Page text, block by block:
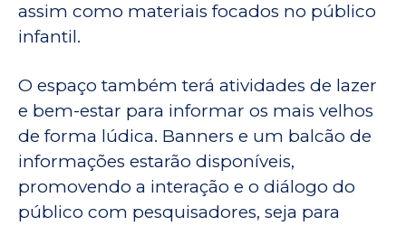
assim como materiais focados no público
infantil.
O espaço também terá atividades de lazer
e bem-estar para informar os mais velhos
de forma lúdica. Banners e um balcão de
informações estarão disponíveis,
promovendo a interação e o diálogo do
público com pesquisadores, seja para